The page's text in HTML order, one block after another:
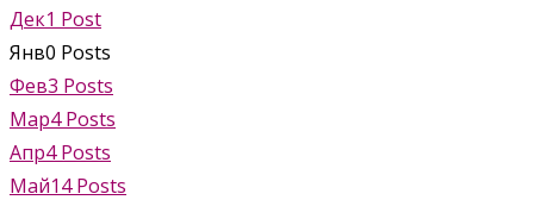
Дек1 Post
Янв0 Posts
Фев3 Posts
Мар4 Posts
Апр4 Posts
Май14 Posts